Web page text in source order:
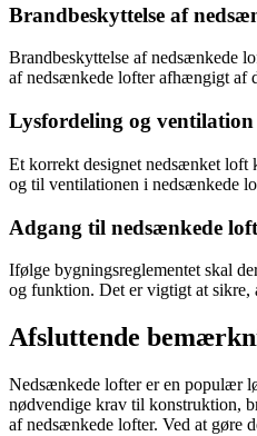
Brandbeskyttelse af
Brandbeskyttelse af nedsænkede
af nedsænkede lofter afhængigt af
Lysfordeling og
Et korrekt designet nedsænket loft
og til ventilationen i nedsænkede
Adgang til nedsænkede
Ifølge bygningsreglementet skal
og funktion. Det er vigtigt at sikre,
Afsluttende
Nedsænkede lofter er en populær
nødvendige krav til konstruktion,
af nedsænkede lofter. Ved at gøre